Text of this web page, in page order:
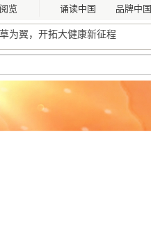
览
诵读中国
品牌中国
乡村儿童健康成长路
25批赴川博士服务团成员正式入
业数量突破1100家